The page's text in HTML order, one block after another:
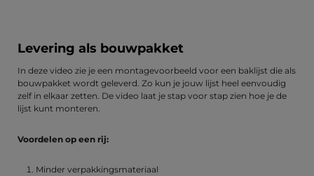
Levering als bouwpakket
In deze video zie je een montagevoorbeeld voor een baklijst die als
bouwpakket wordt geleverd. Zo kun je jouw lijst heel eenvoudig
zelf in elkaar zetten. De video laat je stap voor stap zien hoe je de
lijst kunt monteren.
Voordelen op een rij:
Minder verpakkingsmateriaal